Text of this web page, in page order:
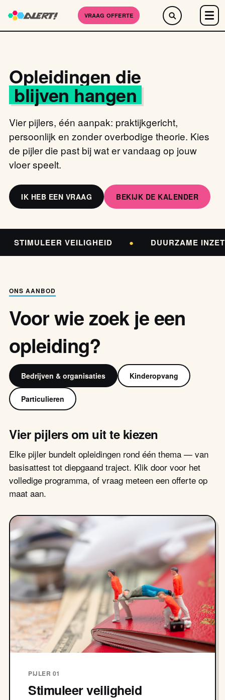
VRAAG OFFERTE
Opleidingen die
blijven hangen
Vier pijlers, één aanpak: praktijkgericht,
persoonlijk en zonder overbodige theorie. Kies
de pijler die past bij wat er vandaag op jouw
vloer speelt.
IK HEB EEN VRAAG BEKIJK DE KALENDER
STIMULEER VEILIGHEID ● DUURZAME
ONS AANBOD
Voor wie zoek je een
opleiding?
Bedrijven & organisaties Kinderopvang
Particulieren
Vier pijlers om uit te kiezen
Elke pijler bundelt opleidingen rond één thema — van
basisattest tot diepgaand traject. Klik door voor het
volledige programma, of vraag meteen een offerte op
maat aan.
PIJLER 01
Stimuleer veiligheid